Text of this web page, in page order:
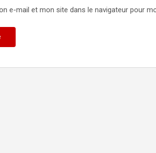
e-mail et mon site dans le navigateur pour